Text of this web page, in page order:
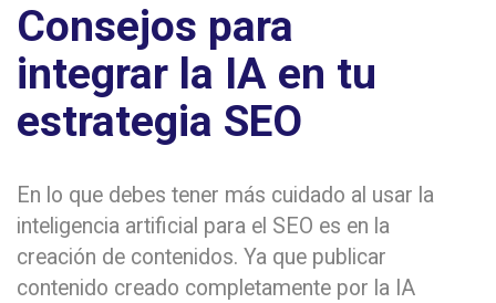
Consejos para
integrar la IA en tu
estrategia SEO
En lo que debes tener más cuidado al usar la
inteligencia artificial para el SEO es en la
creación de contenidos. Ya que publicar
contenido creado completamente por la IA